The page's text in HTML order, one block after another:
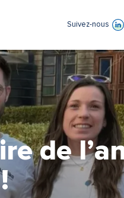
Suivez-nous
de